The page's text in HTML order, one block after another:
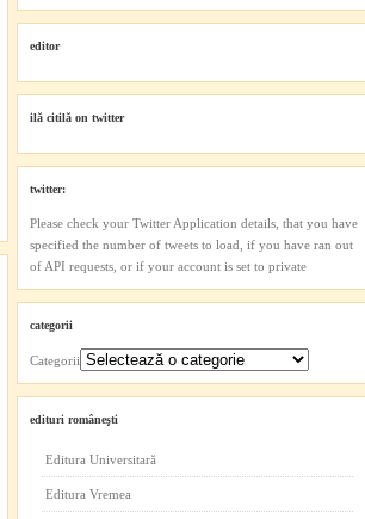
editor
ilă citilă on twitter
twitter:
Please check your Twitter Application details, that you have
specified the number of tweets to load, if you have ran out
of API requests, or if your account is set to private
categorii
Categorii
edituri româneşti
Editura Universitară
Editura Vremea